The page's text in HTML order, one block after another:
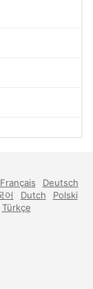
Français
Deutsch
어 Dutch
Polski
Türkçe